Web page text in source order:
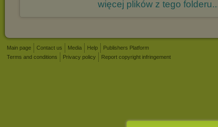
więcej plików z tego
Main page Contact us Media Help
Publishers Platform
Terms and conditions
Privacy policy Report copyright infringement